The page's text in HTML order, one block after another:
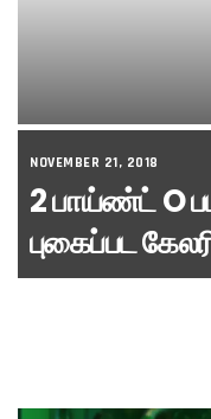
NOVEMBER 21, 2018
2 பாய்ண்ட் O
புகைப்பட